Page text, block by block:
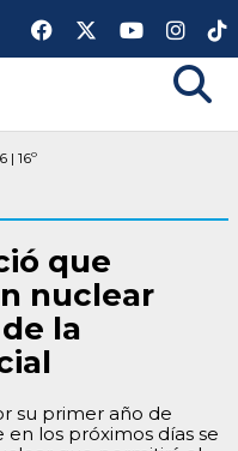
| 16º
que
nuclear
la
su primer año de
en los próximos días se